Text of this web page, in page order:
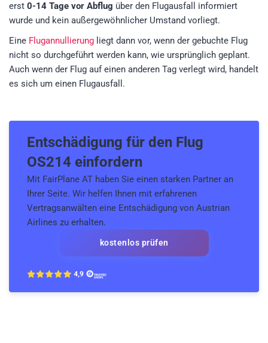
erst 0-14 Tage vor Abflug über den Flugausfall informiert
wurde und kein außergewöhnlicher Umstand vorliegt.
Eine Flugannullierung liegt dann vor, wenn der gebuchte Flug
nicht so durchgeführt werden kann, wie ursprünglich geplant.
Auch wenn der Flug auf einen anderen Tag verlegt wird, handelt
es sich um einen Flugausfall.
Entschädigung für den Flug
OS214 einfordern
Mit FairPlane AT haben Sie einen starken Partner an
Ihrer Seite. Wir helfen Ihnen mit erfahrenen
Vertragsanwälten eine Entschädigung von Austrian
Airlines zu erhalten.
kostenlos prüfen